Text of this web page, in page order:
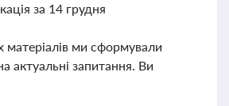
за 14 грудня
матеріалів ми сформували
актуальні запитання. Ви